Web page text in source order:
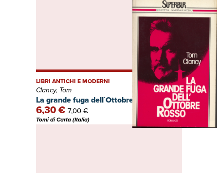
La grande fuga dell`Ottobre Rosso
LIBRI ANTICHI E MODERNI
Clancy, Tom
6,30 € 7,00 €
Tomi di Carta (Italia)